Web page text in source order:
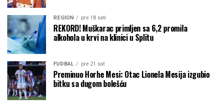
REGION pre 18 sati
REKORD! Muškarac primljen sa 6,2 promila
alkohola u krvi na klinici u Splitu
FUDBAL pre 21 sat
Preminuo Horhe Mesi: Otac Lionela Mesija izgubio
bitku sa dugom bolešću